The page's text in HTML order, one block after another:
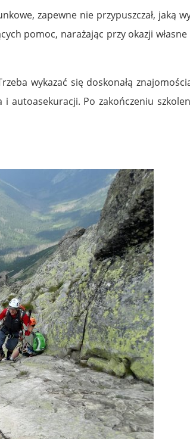
zapewne nie przypuszczał, jaką
pomoc, narażając przy okazji własne
wykazać się doskonałą
Po zakończeniu